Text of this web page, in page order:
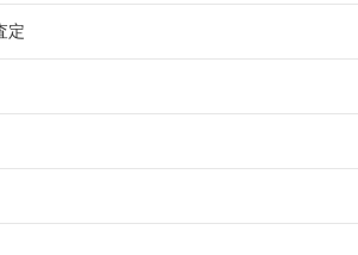
定